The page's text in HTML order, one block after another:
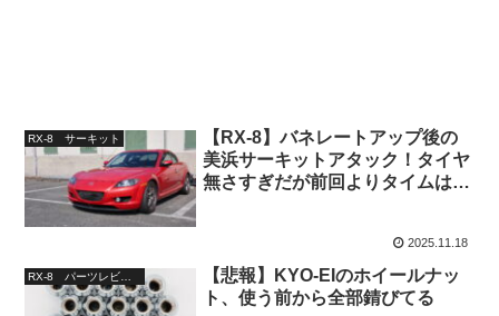
RX-8 サーキット
【RX-8】バネレートアップ後の
美浜サーキットアタック！タイヤ
無さすぎだが前回よりタイムはア
2025.11.18
【悲報】KYO-EIのホイールナッ
ト、使う前から全部錆びてる